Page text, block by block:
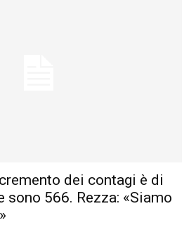
dei contagi è di
sono 566. Rezza: «Siamo